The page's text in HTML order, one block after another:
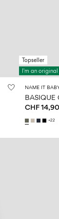
Topseller
I'm an original
NAME IT
BASIQUE
CHF 14,90
+22